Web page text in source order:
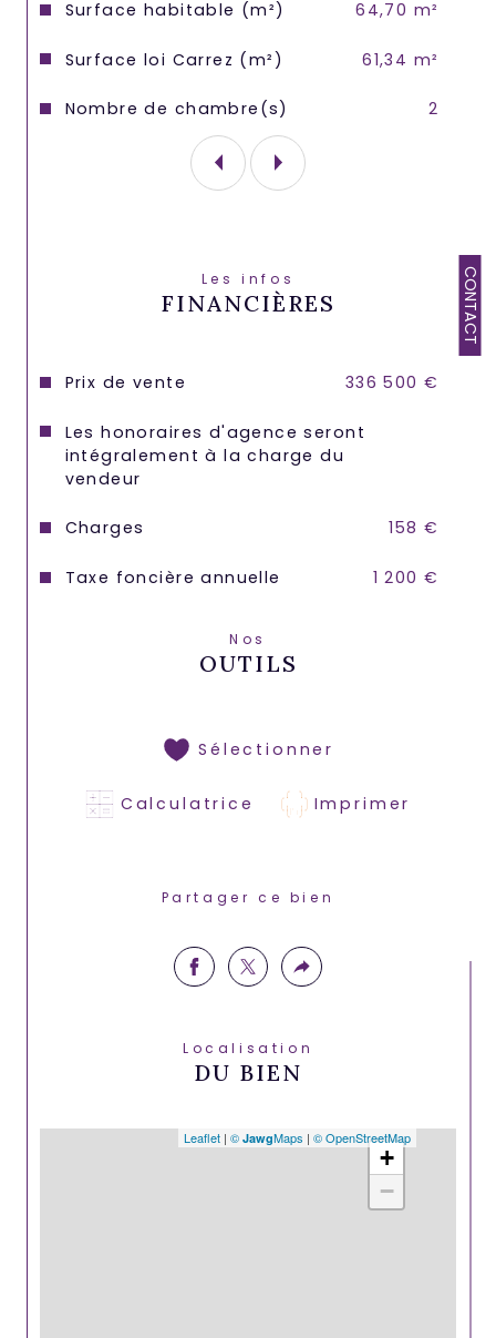
CONTACT
Surface habitable (m²) 64,70 m²
Surface loi Carrez (m²) 61,34 m²
Nombre de chambre(s) 2
Les informations sur les risques auxquels
le site Géorisques : georisques. gouv. fr.
Les infos
FINANCIÈRES
Prix de vente 336 500 €
Les honoraires d'agence seront
intégralement à la charge du
vendeur
Charges 158 €
Taxe foncière annuelle 1 200 €
Nos
OUTILS
Sélectionner
Calculatrice Imprimer
Partager ce bien
Localisation
DU BIEN
+
−
Leaflet | © JawgMaps | © OpenStreetMap